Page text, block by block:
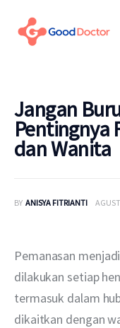
Untuk Bisnis
Layanan
Jangan
Pentingnya
dan Wanita
BY ANISYA FITRIANTI
Pemanasan
dilakukan setiap
termasuk dalam
dikaitkan dengan